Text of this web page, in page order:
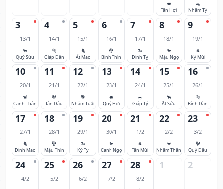
🐖
Tân Hợi
🐀
Nhâm Tý
3
13/1
🐂
Quý Sửu
4
14/1
🐅
Giáp Dần
5
15/1
🐈
Ất Mão
6
16/1
🐉
Bính Thìn
7
17/1
🐍
Đinh Tỵ
8
18/1
🐎
Mậu Ngọ
9
19/1
🐐
Kỷ Mùi
10
20/1
🐒
Canh Thân
11
21/1
🐓
Tân Dậu
12
22/1
🐕
Nhâm Tuất
13
23/1
🐖
Quý Hợi
14
24/1
🐀
Giáp Tý
15
25/1
🐂
Ất Sửu
16
26/1
🐅
Bính Dần
17
27/1
🐈
Đinh Mão
18
28/1
🐉
Mậu Thìn
19
29/1
🐍
Kỷ Tỵ
20
30/1
🐎
Canh Ngọ
21
1/2
🐐
Tân Mùi
22
2/2
🐒
Nhâm Thân
23
3/2
🐓
Quý Dậu
24
4/2
25
5/2
26
6/2
27
7/2
28
8/2
1 2